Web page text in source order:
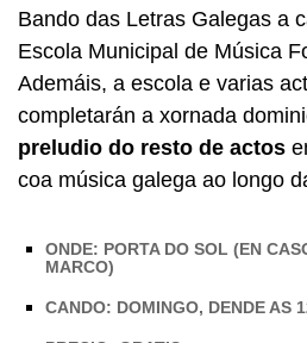
Bando das Letras Galegas a
Escola Municipal de Música
Ademáis, a escola e varias
completarán a xornada
preludio do resto de actos
coa música galega ao longo
ONDE: PORTA DO SOL (EN
MARCO)
CANDO: DOMINGO, DENDE AS